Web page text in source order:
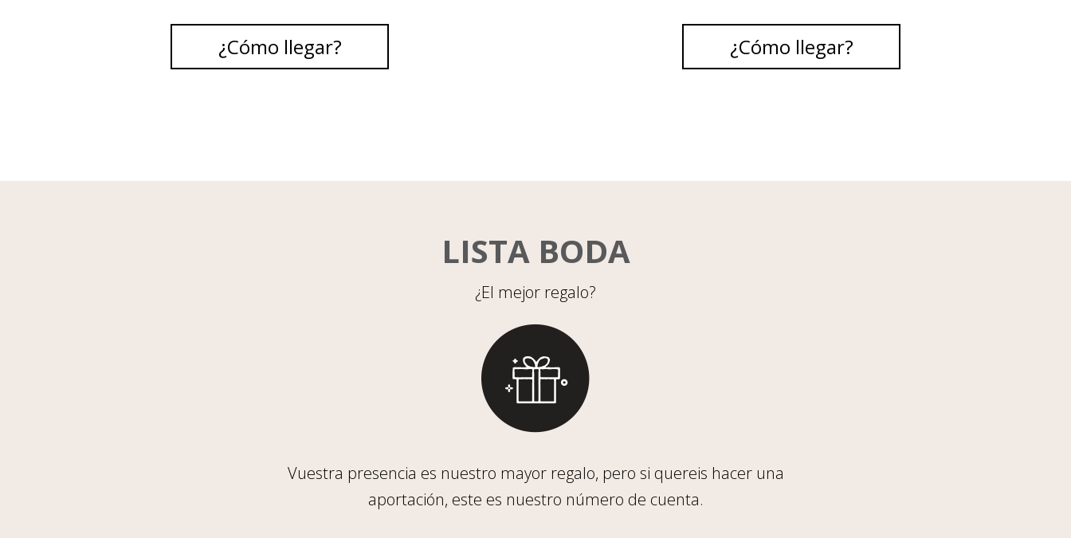
¿Cómo llegar? ¿Cómo llegar?
LISTA BODA
¿El mejor regalo?
Vuestra presencia es nuestro mayor regalo, pero si quereis hacer una
aportación, este es nuestro número de cuenta.